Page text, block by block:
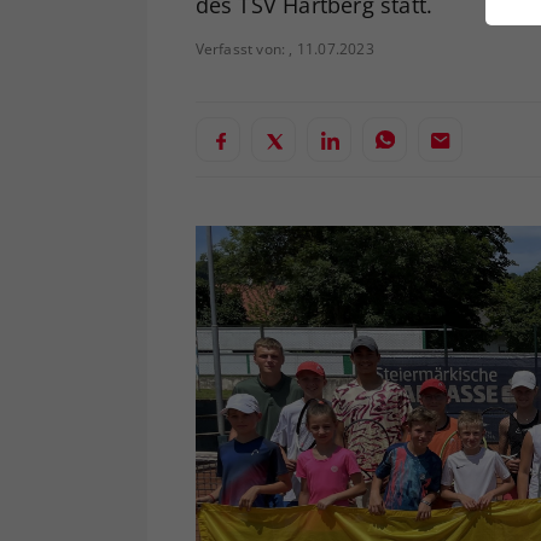
Verfasst von: , 11.07.2023